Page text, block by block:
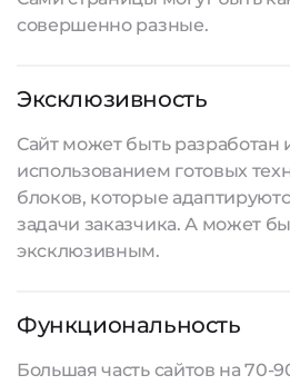
совершенно разные.
Эксклюзивность
Сайт может быть разработан
использованием готовых
блоков, которые
задачи заказчика. А может
эксклюзивным.
Функциональность
Большая часть сайтов на 70-